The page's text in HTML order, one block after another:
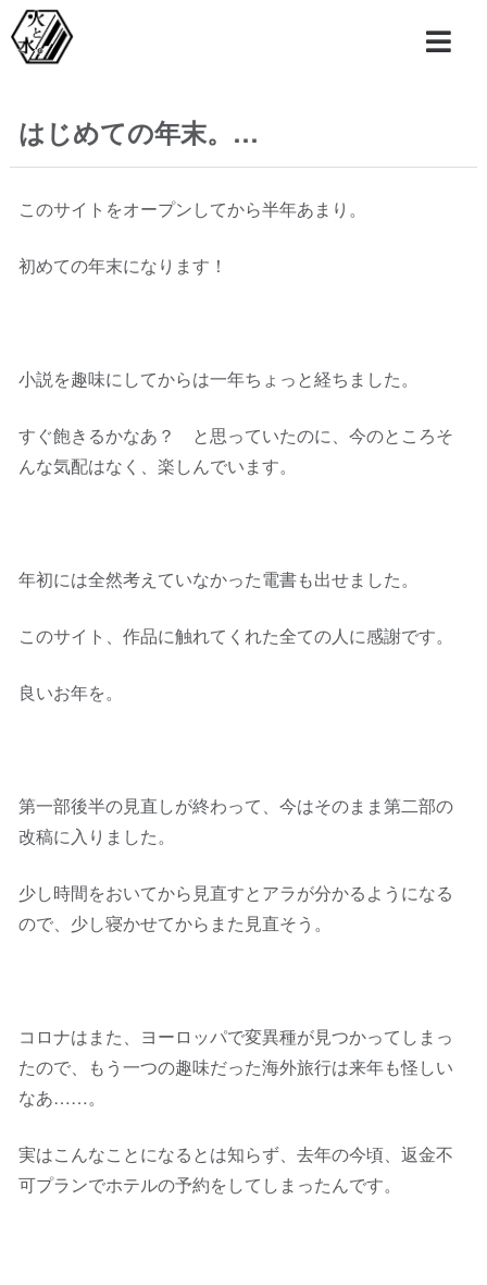
はじめての年末。…
このサイトをオープンしてから半年あまり。
初めての年末になります！
小説を趣味にしてからは一年ちょっと経ちました。
すぐ飽きるかなあ？ と思っていたのに、今のところそ
んな気配はなく、楽しんでいます。
年初には全然考えていなかった電書も出せました。
このサイト、作品に触れてくれた全ての人に感謝です。
良いお年を。
第一部後半の見直しが終わって、今はそのまま第二部の
改稿に入りました。
少し時間をおいてから見直すとアラが分かるようになる
ので、少し寝かせてからまた見直そう。
コロナはまた、ヨーロッパで変異種が見つかってしまっ
たので、もう一つの趣味だった海外旅行は来年も怪しい
なあ……。
実はこんなことになるとは知らず、去年の今頃、返金不
可プランでホテルの予約をしてしまったんです。